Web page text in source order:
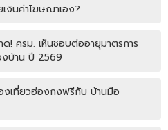
งินค่าโฆษณาเอง?
! ครม. เห็นชอบต่ออายุมาตรการ
งบ้าน ปี 2569
งเที่ยวฮ่องกงฟรีกับ บ้านมือ